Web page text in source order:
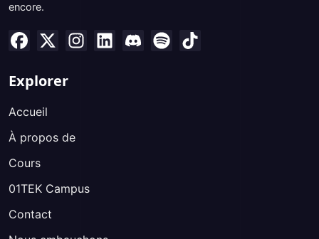
encore.
Explorer
Accueil
À propos de
Cours
01TEK Campus
Contact